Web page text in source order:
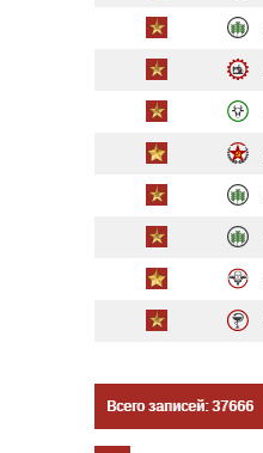
Всего записей: 37666